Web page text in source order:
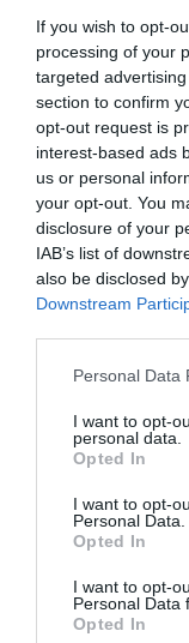
If you wish to opt-
processing of your
targeted
section to confirm
opt-out request is
interest-based ads
us or personal
your opt-out. You
disclosure of your
IAB’s list of
also be disclosed
Downstream
Personal Data
I want to opt-
personal data.
Opted In
I want to opt-
Personal Data.
Opted In
I want to opt-
Personal Data
Opted In